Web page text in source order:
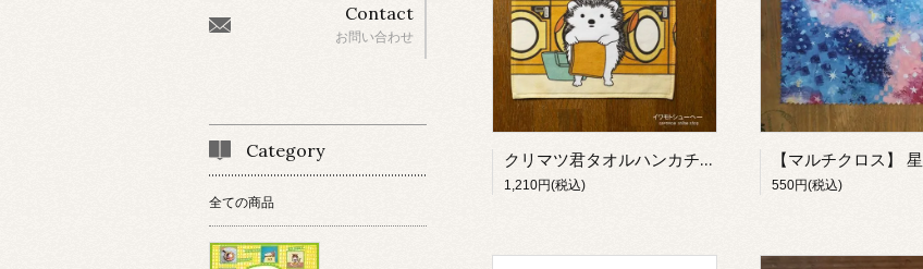
クリマツ君タオルハンカチ「コインランドリー」【イワモトシューヘー】
1,210円(税込) 550円(税込)
Contact
お問い合わせ
Category
全ての商品